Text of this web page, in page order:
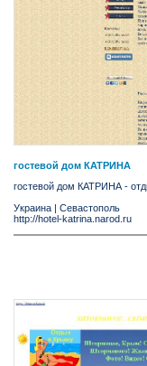
гостевой дом КАТРИНА
гостевой дом КАТРИНА -
Украина | Севастополь
http://hotel-katrina.narod.ru